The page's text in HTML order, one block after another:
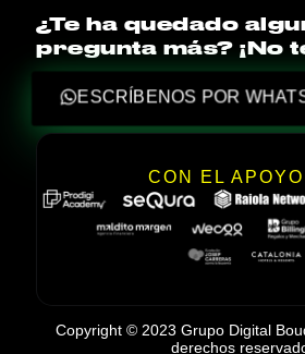
¿Te ha quedado
pregunta más? ¡No
ESCRÍBENOS POR
CON EL
Copyright © 2023 Grupo Digital
derechos